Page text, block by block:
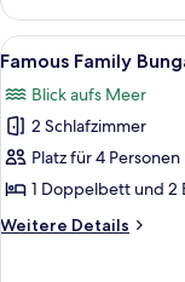
Family
Bungalow
Sea
Alle
Fotos
für
Famous
Family
Bungalow
Sea
View,
7
Famous Family
Blick aufs Meer
2 Schlafzimmer
Platz für 4 Personen
1 Doppelbett und 2
Weitere Details
Weitere